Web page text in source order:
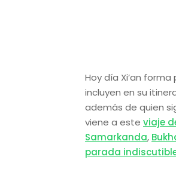
Hoy día Xi’an
incluyen en su
además de quien
viene a este viaje
Samarkanda,
parada